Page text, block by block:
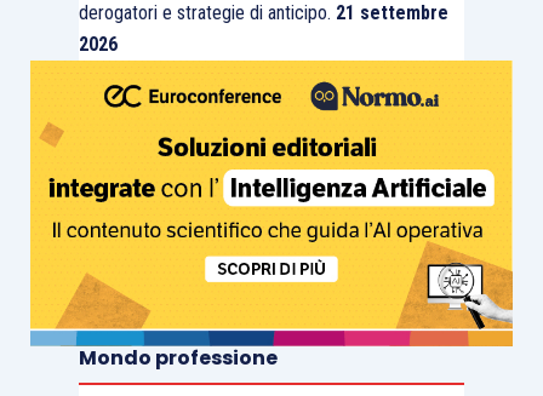
derogatori e strategie di anticipo. 21 settembre
2026
Mondo professione